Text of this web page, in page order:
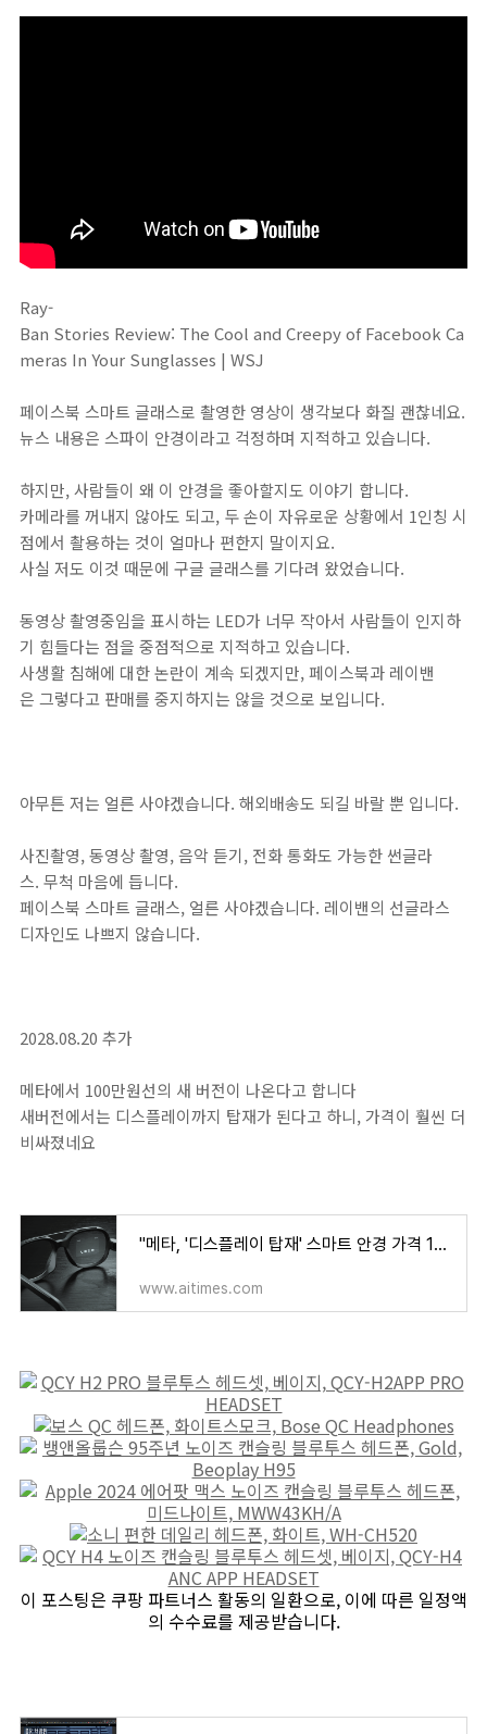
Ray-
Ban Stories Review: The Cool and Creepy of Facebook Ca
meras In Your Sunglasses | WSJ
페이스북 스마트 글래스로 촬영한 영상이 생각보다 화질 괜찮네요.
뉴스 내용은 스파이 안경이라고 걱정하며 지적하고 있습니다.
하지만, 사람들이 왜 이 안경을 좋아할지도 이야기 합니다.
카메라를 꺼내지 않아도 되고, 두 손이 자유로운 상황에서 1인칭 시
점에서 촬용하는 것이 얼마나 편한지 말이지요.
사실 저도 이것 때문에 구글 글래스를 기다려 왔었습니다.
동영상 촬영중임을 표시하는 LED가 너무 작아서 사람들이 인지하
기 힘들다는 점을 중점적으로 지적하고 있습니다.
사생활 침해에 대한 논란이 계속 되겠지만, 페이스북과 레이밴
은 그렇다고 판매를 중지하지는 않을 것으로 보입니다.
아무튼 저는 얼른 사야겠습니다. 해외배송도 되길 바랄 뿐 입니다.
사진촬영, 동영상 촬영, 음악 듣기, 전화 통화도 가능한 썬글라
스. 무척 마음에 듭니다.
페이스북 스마트 글래스, 얼른 사야겠습니다. 레이밴의 선글라스
디자인도 나쁘지 않습니다.
2028.08.20 추가
메타에서 100만원선의 새 버전이 나온다고 합니다
새버전에서는 디스플레이까지 탑재가 된다고 하니, 가격이 훨씬 더
비싸졌네요
"메타, '디스플레이 탑재' 스마트 안경 가격 110만원으로 낮춰" - AI타임스
www.aitimes.com
이 포스팅은 쿠팡 파트너스 활동의 일환으로, 이에 따른 일정액
의 수수료를 제공받습니다.